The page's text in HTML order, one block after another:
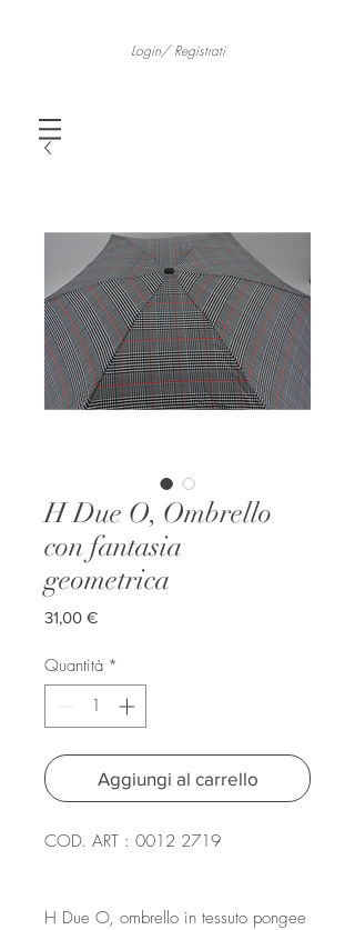
Login/ Registrati
H Due O, Ombrello
con fantasia
geometrica
31,00 €Prezzo
Quantità *
Aggiungi al carrello
COD. ART : 0012 2719
H Due O, ombrello in tessuto pongee